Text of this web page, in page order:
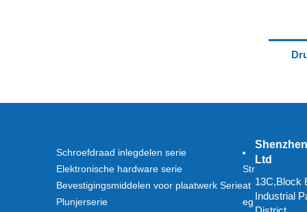
Schroefdraad inlegdelen serie
Elektronische hardware serie
Bevestigingsmiddelen voor plaatwerk Serie
Plunjerserie
Str
at
eg
Ltd
13C,Block
Industrial